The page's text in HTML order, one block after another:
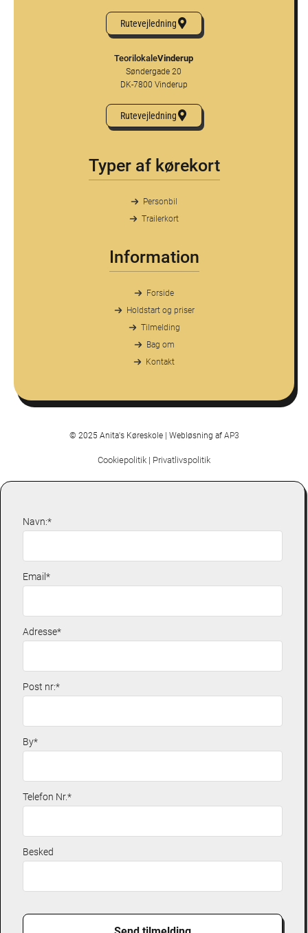
Rutevejledning
TeorilokaleVinderup
Søndergade 20
DK-7800 Vinderup
Rutevejledning
Typer af kørekort
Personbil
Trailerkort
Information
Forside
Holdstart og priser
Tilmelding
Bag om
Kontakt
© 2025 Anita's Køreskole | Webløsning af AP3
Cookiepolitik | Privatlivspolitik
Navn:*
Email*
Adresse*
Post nr:*
By*
Telefon Nr.*
Besked